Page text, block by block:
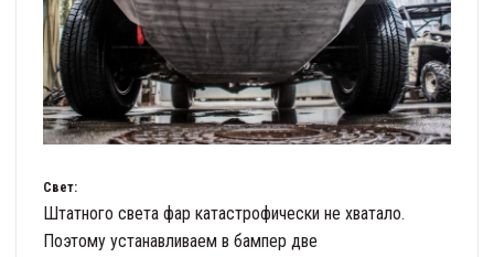
Свет:
Штатного света фар катастрофически не хватало.
Поэтому устанавливаем в бампер две